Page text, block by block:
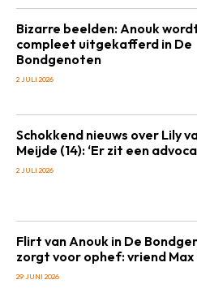
Bizarre beelden: Anouk
compleet uitgekafferd in De
Bondgenoten
2 JULI 2026
Schokkend nieuws over Lily
Meijde (14): ‘Er zit een
2 JULI 2026
Flirt van Anouk in De
zorgt voor ophef: vriend Max
29 JUNI 2026